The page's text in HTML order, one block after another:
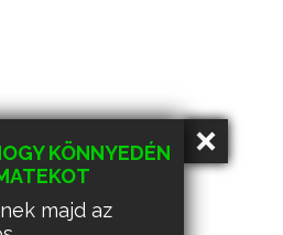
KÖNNYEDÉN
majd az